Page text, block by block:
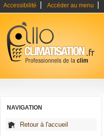
Accessibilité Accéder au menu
NAVIGATION
Retour à l'accueil